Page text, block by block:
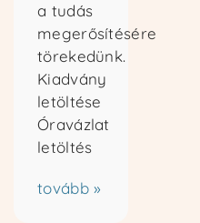
a tudás
megerősítésére
törekedünk.
Kiadvány
letöltése
Óravázlat
letöltés
tovább »